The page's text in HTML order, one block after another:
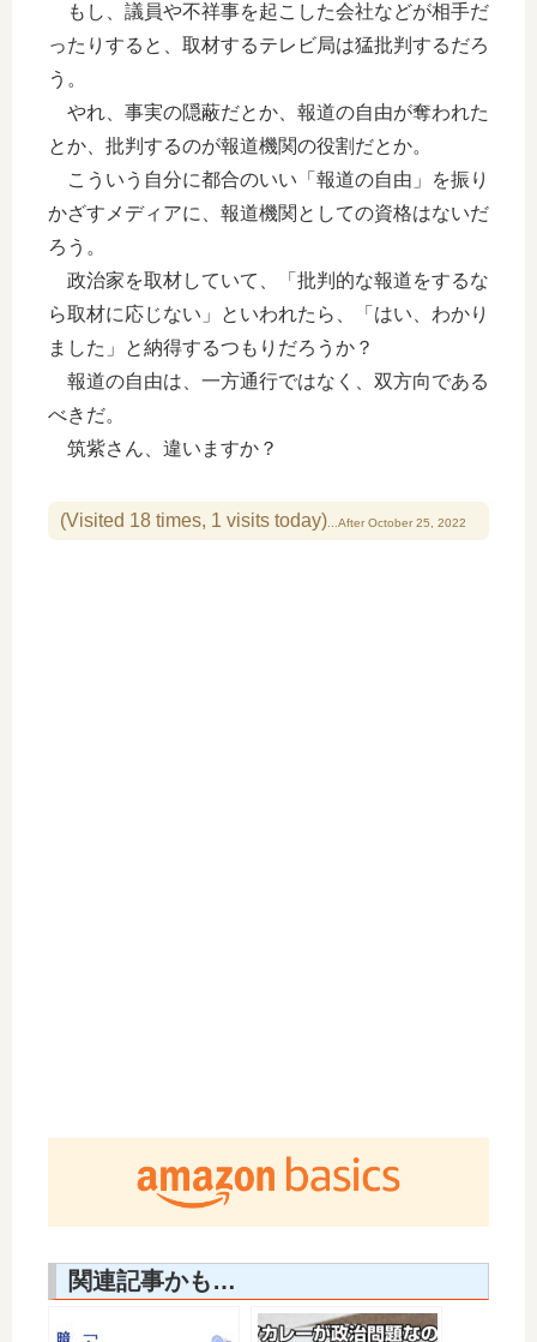
もし、議員や不祥事を起こした会社などが相手だ
ったりすると、取材するテレビ局は猛批判するだろ
う。
やれ、事実の隠蔽だとか、報道の自由が奪われた
とか、批判するのが報道機関の役割だとか。
こういう自分に都合のいい「報道の自由」を振り
かざすメディアに、報道機関としての資格はないだ
ろう。
政治家を取材していて、「批判的な報道をするな
ら取材に応じない」といわれたら、「はい、わかり
ました」と納得するつもりだろうか？
報道の自由は、一方通行ではなく、双方向である
べきだ。
筑紫さん、違いますか？
(Visited 18 times, 1 visits today)
関連記事かも…